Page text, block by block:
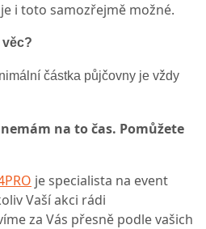
i toto samozřejmě možné.
věc?
částka půjčovny je vždy
na to čas. Pomůžete
je specialista na event
Vaší akci rádi
za Vás přesně podle vašich